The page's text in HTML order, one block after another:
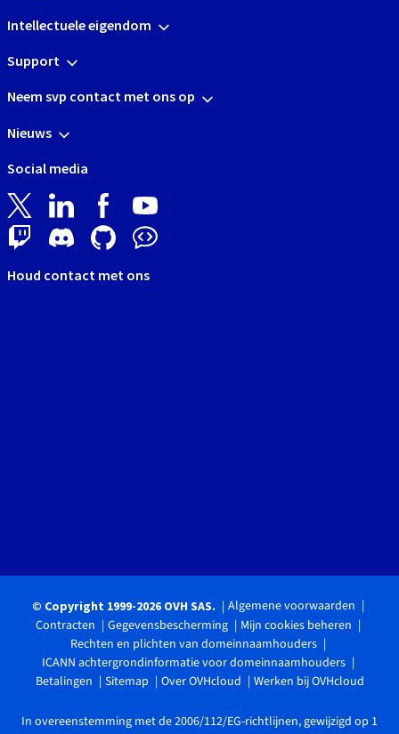
Intellectuele eigendom
Support
Neem svp contact met ons op
Nieuws
Social media
Houd contact met ons
© Copyright 1999-2026 OVH SAS.
Algemene voorwaarden
Contracten
Gegevensbescherming
Mijn cookies beheren
Rechten en plichten van domeinnaamhouders
ICANN achtergrondinformatie voor domeinnaamhouders
Betalingen
Sitemap Over OVHcloud Werken bij OVHcloud
In overeenstemming met de 2006/112/EG-richtlijnen, gewijzigd op 1